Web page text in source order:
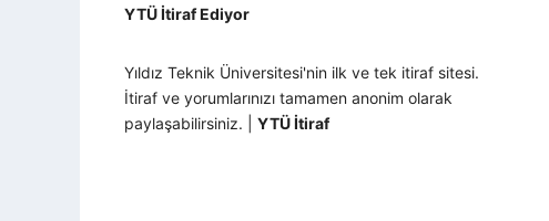
YTÜ İtiraf Ediyor
Yıldız Teknik Üniversitesi'nin ilk ve tek itiraf sitesi.
İtiraf ve yorumlarınızı tamamen anonim olarak
paylaşabilirsiniz. | YTÜ İtiraf